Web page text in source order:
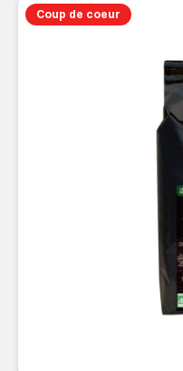
Coup de coeur